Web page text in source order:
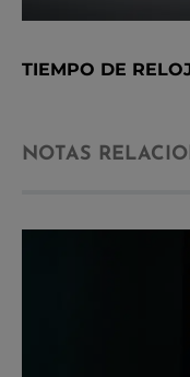
TIEMPO DE
NOTAS